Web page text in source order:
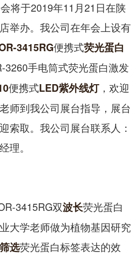
将于2019年11月21日在陕
举办。我公司在年会上设有
3415RG便携式荧光蛋白
3260手电筒式荧光蛋白激发
便携式LED紫外线灯，欢迎
师到我公司展台指导，展台
索取。我公司展台联系人：
理。
3415RG双波长荧光蛋白
大学老师做为植物基因研究
筛选荧光蛋白标签表达的效